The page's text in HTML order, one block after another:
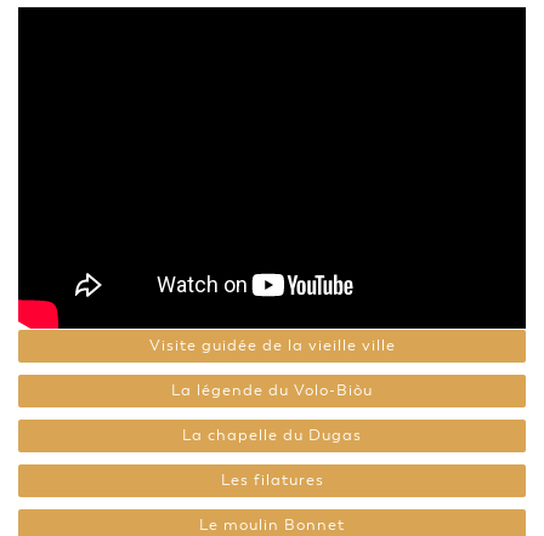
Visite guidée de la vieille ville
La légende du Volo-Biòu
La chapelle du Dugas
Les filatures
Le moulin Bonnet